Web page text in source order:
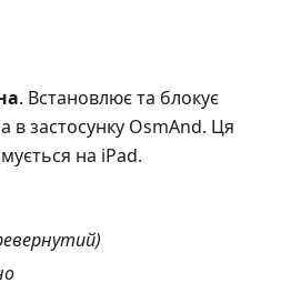
. Встановлює та блокує
в застосунку OsmAnd. Ця
на iPad.